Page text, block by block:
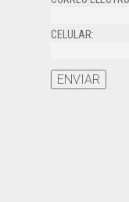
CELULAR: